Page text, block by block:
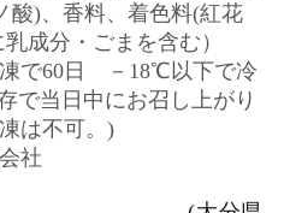
酸)、香料、着色料(紅花
成分・ごまを含む）
で60日
－18℃以下で冷
で当日中にお召し上がり
は不可。)
産株式会社